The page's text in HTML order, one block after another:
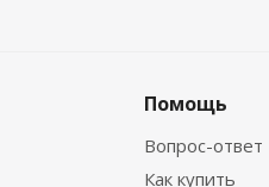
Помощь
Вопрос-ответ
Как купить